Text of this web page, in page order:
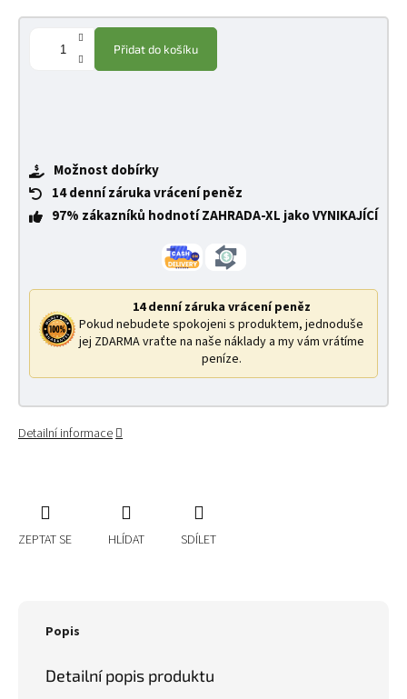
Přidat do košíku
Možnost dobírky
14 denní záruka vrácení peněz
97% zákazníků hodnotí ZAHRADA-XL jako VYNIKAJÍCÍ
14 denní záruka vrácení peněz
Pokud nebudete spokojeni s produktem, jednoduše
jej ZDARMA vraťte na naše náklady a my vám vrátíme
peníze.
Detailní informace
ZEPTAT SE HLÍDAT SDÍLET
Popis
Detailní popis produktu